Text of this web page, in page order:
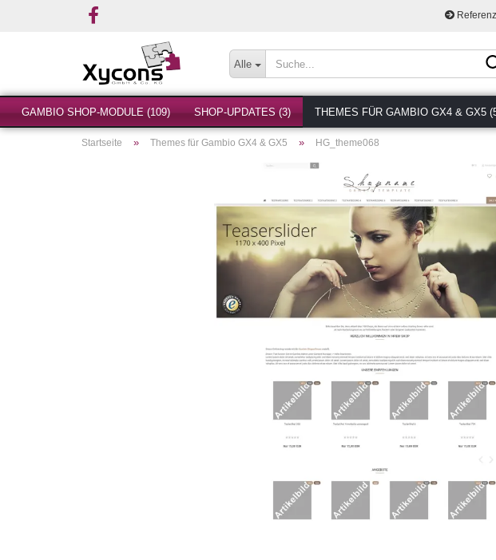
Alle
GAMBIO SHOP-MODULE (109) SHOP-UPDATES (3) THEMES FÜR GAMBIO GX4 & GX5
Startseite » Themes für Gambio GX4 & GX5 » HG_theme068